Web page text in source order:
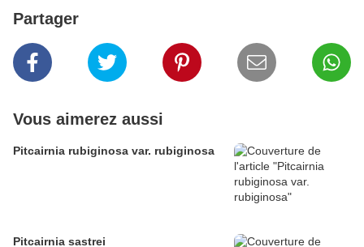
Partager
Vous aimerez aussi
Pitcairnia rubiginosa var. rubiginosa
Pitcairnia sastrei